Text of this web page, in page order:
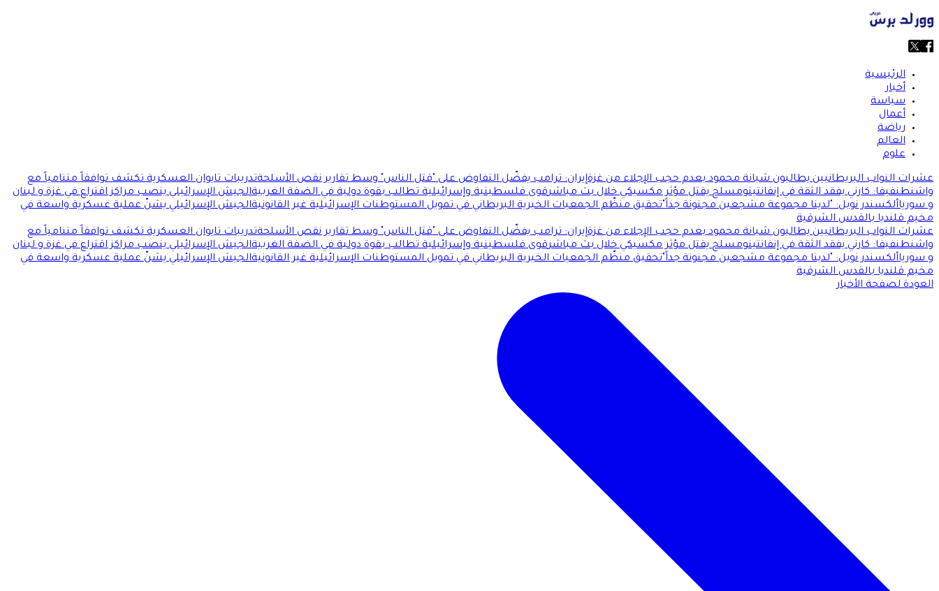
الرئيسية
أخبار
سياسة
أعمال
رياضة
العالم
علوم
عشرات النواب البريطانيين يطالبون شبانة محمود بعدم حجب الإجلاء من غزةإيران: ترامب يفضّل التفاوض على "قتل الناس" وسط تقارير نقص الأسلحةتدريبات تايوان العسكرية تكشف توافقاً متنامياً مع
واشنطنفيفا: كارني يفقد الثقة في إنفانتينومسلح يقتل مؤثر مكسيكي خلال بث مباشرقوى فلسطينية وإسرائيلية تطالب بقوة دولية في الضفة الغربيةالجيش الإسرائيلي ينصب مراكز اقتراع في غزة و لبنان
و سورياألكسندر نوبل: "لدينا مجموعة مشجعين مجنونة جداً"تحقيق منظّم الجمعيات الخيرية البريطاني في تمويل المستوطنات الإسرائيلية غير القانونيةالجيش الإسرائيلي يشنّ عملية عسكرية واسعة في
مخيم قلنديا بالقدس الشرقية
عشرات النواب البريطانيين يطالبون شبانة محمود بعدم حجب الإجلاء من غزةإيران: ترامب يفضّل التفاوض على "قتل الناس" وسط تقارير نقص الأسلحةتدريبات تايوان العسكرية تكشف توافقاً متنامياً مع
واشنطنفيفا: كارني يفقد الثقة في إنفانتينومسلح يقتل مؤثر مكسيكي خلال بث مباشرقوى فلسطينية وإسرائيلية تطالب بقوة دولية في الضفة الغربيةالجيش الإسرائيلي ينصب مراكز اقتراع في غزة و لبنان
و سورياألكسندر نوبل: "لدينا مجموعة مشجعين مجنونة جداً"تحقيق منظّم الجمعيات الخيرية البريطاني في تمويل المستوطنات الإسرائيلية غير القانونيةالجيش الإسرائيلي يشنّ عملية عسكرية واسعة في
مخيم قلنديا بالقدس الشرقية
العودة لصفحة الأخبار